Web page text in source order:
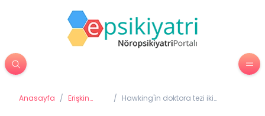
Anasayfa / Erişkin
/ Hawking'in doktora tezi iki